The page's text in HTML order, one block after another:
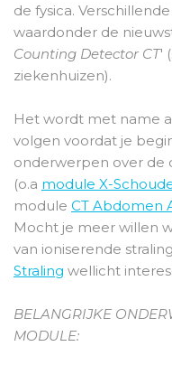
de fysica.
waardonder de
Counting Detector CT'
ziekenhuizen).
Het wordt met name
volgen voordat je
onderwerpen over de
(o.a module X-
module CT Abdomen
Mocht je meer willen
van ioniserende
Straling wellicht
BELANGRIJKE
MODULE: